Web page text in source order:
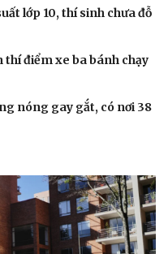
lớp 10, thí sinh chưa đỗ
điểm xe ba bánh chạy
nóng gay gắt, có nơi 38